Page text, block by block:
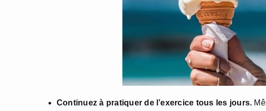
Continuez à pratiquer de l’exercice tous les jours.